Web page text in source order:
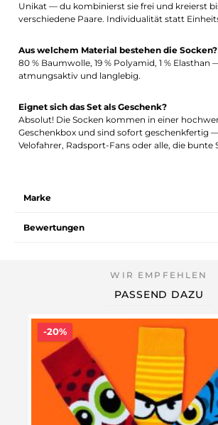
Unikat — du kombinierst sie frei und kreierst
verschiedene Paare. Individualität statt
Aus welchem Material bestehen die Socken?
80 % Baumwolle, 19 % Polyamid, 1 % Elasthan
atmungsaktiv und langlebig.
Eignet sich das Set als Geschenk?
Absolut! Die Socken kommen in einer
Geschenkbox und sind sofort geschenkfertig
Velofahrer, Radsport-Fans oder alle, die bunte
Marke
Bewertungen
PASSEND DAZU
-20%Rabatt